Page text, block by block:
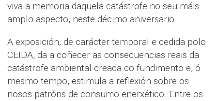
viva a memoria daquela catástrofe no seu máis
amplo aspecto, neste décimo aniversario.
A exposición, de carácter temporal e cedida polo
CEIDA, da a coñecer as consecuencias reais da
catástrofe ambiental creada co fundimento e, ó
mesmo tempo, estimula a reflexión sobre os
nosos patróns de consumo enerxético. Entre os